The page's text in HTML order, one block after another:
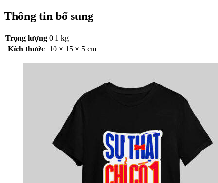
Thông tin bổ sung
Trọng lượng 0.1 kg
Kích thước 10 × 15 × 5 cm